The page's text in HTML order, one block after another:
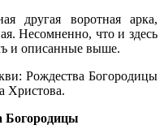
другая воротная арка,
Несомненно, что и здесь
и описанные выше.
Рождества Богородицы
Христова.
Богородицы